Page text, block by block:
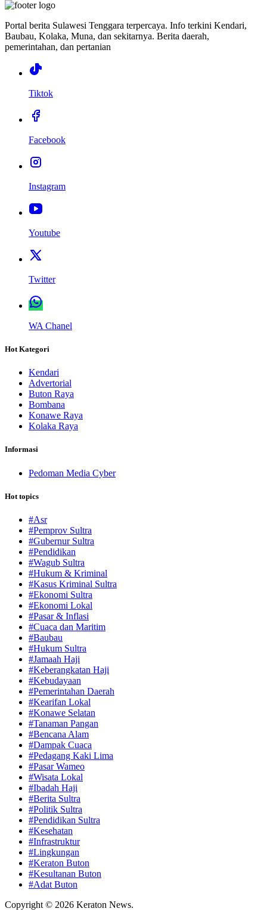
Portal berita Sulawesi Tenggara terpercaya. Info terkini Kendari,
Baubau, Kolaka, Muna, dan sekitarnya. Berita daerah,
pemerintahan, dan pertanian
Tiktok
Facebook
Instagram
Youtube
Twitter
WA Chanel
Hot Kategori
Kendari
Advertorial
Buton Raya
Bombana
Konawe Raya
Kolaka Raya
Informasi
Pedoman Media Cyber
Hot topics
#Asr
#Pemprov Sultra
#Gubernur Sultra
#Pendidikan
#Wagub Sultra
#Hukum & Kriminal
#Kasus Kriminal Sultra
#Ekonomi Sultra
#Ekonomi Lokal
#Pasar & Inflasi
#Cuaca dan Maritim
#Baubau
#Hukum Sultra
#Jamaah Haji
#Keberangkatan Haji
#Kebudayaan
#Pemerintahan Daerah
#Kearifan Lokal
#Konawe Selatan
#Tanaman Pangan
#Bencana Alam
#Dampak Cuaca
#Pedagang Kaki Lima
#Pasar Wameo
#Wisata Lokal
#Ibadah Haji
#Berita Sultra
#Politik Sultra
#Pendidikan Sultra
#Kesehatan
#Infrastruktur
#Lingkungan
#Keraton Buton
#Kesultanan Buton
#Adat Buton
Copyright © 2026 Keraton News.